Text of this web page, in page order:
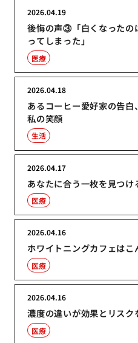
後悔の声③「白くなったの
ってしまった」
2026.04.19
医療
あるコーヒー愛好家の告
私の笑顔
2026.04.18
生活
あなたに合う一枚を見つけ
2026.04.17
医療
ホワイトニングカフェはこ
2026.04.16
医療
濃度の違いが効果とリスク
2026.04.16
医療